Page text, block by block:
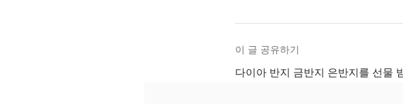
이 글 공유하기
다이아 반지 금반지 은반지를 선물